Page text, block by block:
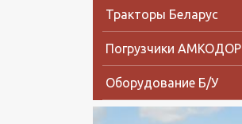
Тракторы Беларус
Погрузчики АМКОДОР
Оборудование Б/У